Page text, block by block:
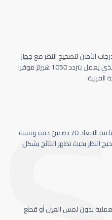
الأمان لتصحيج النظر مع جهاز
Schwind Amaris 1050 الذي يعمل بتردد 1050 هيرتز موفرا
القرنية.
كاميرا تتبع حركة العين سباعية الابعاد 7D تضمن دقة ونسبة
النظر بحيث تظهر النتائج بشكل
بدون لمس العين أو قطع